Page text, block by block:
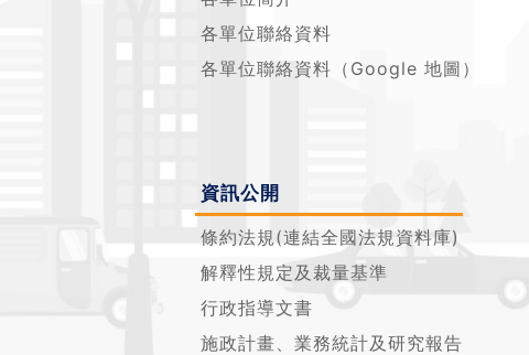
各單位聯絡資料
各單位聯絡資料（Google 地圖）
資訊公開
條約法規(連結全國法規資料庫)
解釋性規定及裁量基準
行政指導文書
施政計畫、業務統計及研究報告